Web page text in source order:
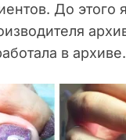
До этого
в архиве.